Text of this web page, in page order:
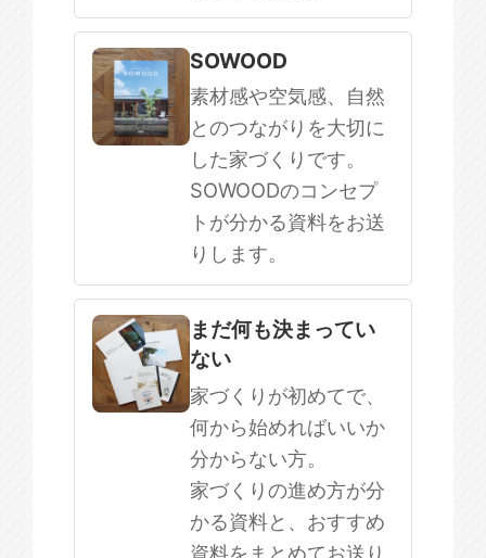
SOWOOD
素材感や空気感、自然
とのつながりを大切に
した家づくりです。
SOWOODのコンセプ
トが分かる資料をお送
りします。
まだ何も決まってい
ない
家づくりが初めてで、
何から始めればいいか
分からない方。
家づくりの進め方が分
かる資料と、おすすめ
資料をまとめてお送り